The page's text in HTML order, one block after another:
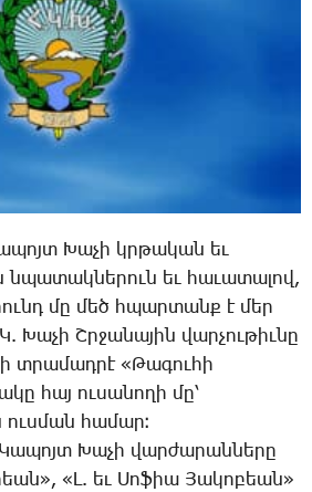
­­Խա­չի կրթա­կան եւ
եւ հա­ւա­տա­լով,
մը մեծ հպար­տանք է մեր
­­Խա­չի Շր­ջա­նա­յին վար­չու­թիւ­նը
տրա­մադ­րէ «­­Թա­գու­հի
հայ ու­սա­նո­ղի մը՝
հա­մար։
­­Կա­պոյտ ­­Խա­չի վար­ժա­րան­նե­րը
«Լ. եւ ­­Սո­ֆիա ­­Յա­կո­բեան»